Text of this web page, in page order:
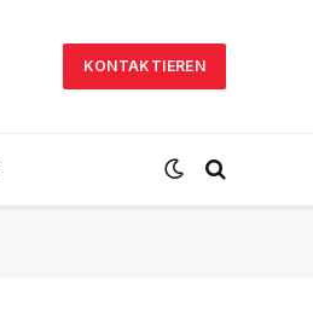
KONTAKTIEREN